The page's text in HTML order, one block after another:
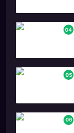
04
05
06